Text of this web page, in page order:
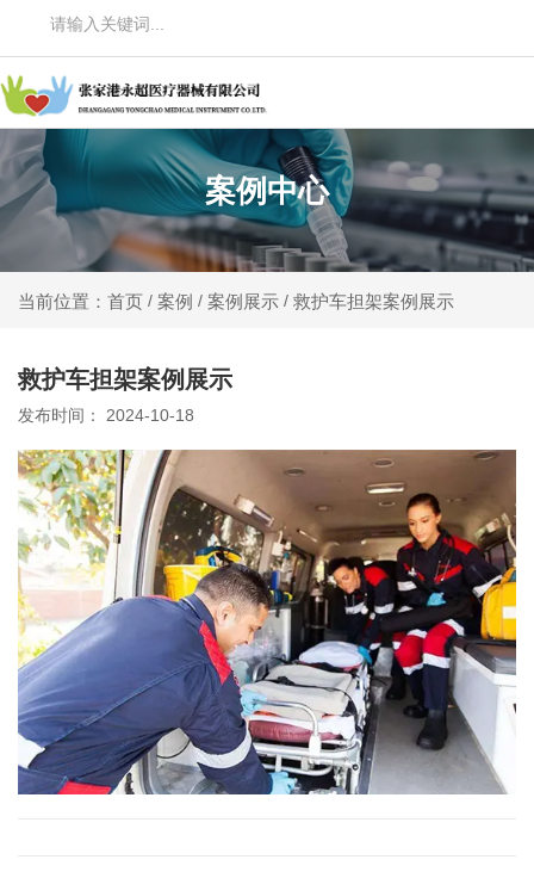
案例中心
当前位置：首页 / 案例 / 案例展示 / 救护车担架案例展示
救护车担架案例展示
发布时间： 2024-10-18